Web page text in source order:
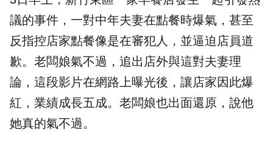
議的事件，一對中年夫妻在點餐時爆氣，甚至
反指控店家點餐像是在審犯人，並逼迫 店員道
歉。老闆娘氣不過，追出店外與這對夫妻理
論，這段影片在網路上曝光後，讓店家因此爆
紅，業績成長五成。老闆娘也出面還原，說他
她真的氣不過。